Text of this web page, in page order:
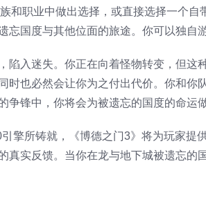
和职业中做出选择，或直接选择一个
忘国度与其他位面的旅途。你可以独
陷入迷失。你正在向着怪物转变，但
时也必然会让你为之付出代价。你和
争锋中，你将会为被遗忘的国度的命运
擎所铸就，《博德之门3》将为玩家
真实反馈。当你在龙与地下城被遗忘